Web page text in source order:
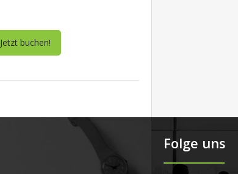
Jetzt buchen!
Folge uns